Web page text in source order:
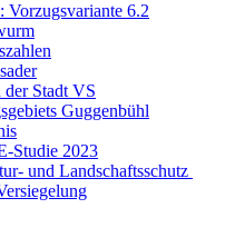
Vorzugsvariante 6.2
Stadt VS
Guggenbühl
Studie 2023
und Landschaftsschutz